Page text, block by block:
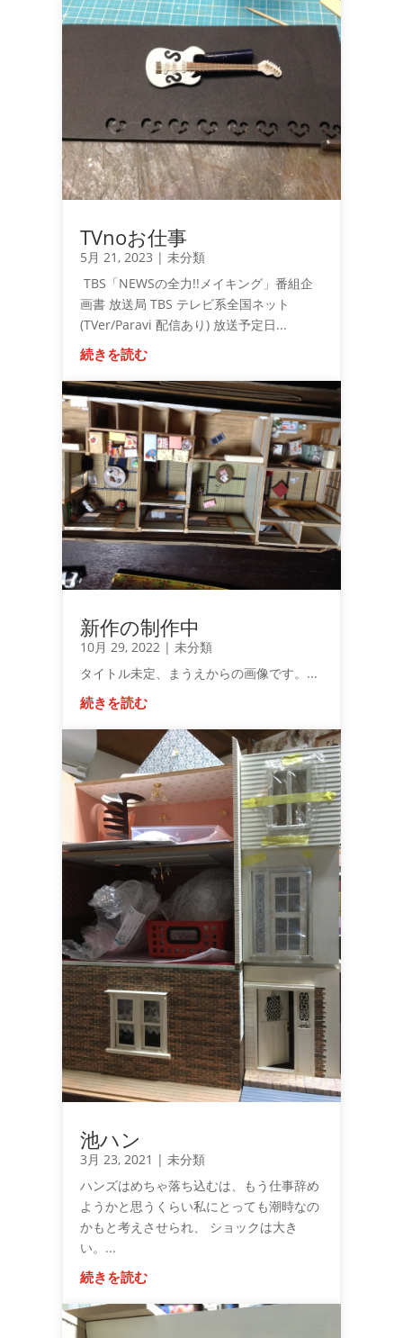
TVnoお仕事
5月 21, 2023 | 未分類
TBS「NEWSの全力!!メイキング」番組企
画書 放送局 TBS テレビ系全国ネット
(TVer/Paravi 配信あり) 放送予定日...
続きを読む
新作の制作中
10月 29, 2022| 未分類
タイトル未定、まうえからの画像です。...
続きを読む
池ハン
3月 23, 2021 | 未分類
ハンズはめちゃ落ち込むは、もう仕事辞め
ようかと思うくらい私にとっても潮時なの
かもと考えさせられ、 ショックは大き
い。...
続きを読む